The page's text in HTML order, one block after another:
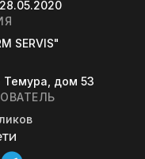
SERVIS"
Темура, дом 53